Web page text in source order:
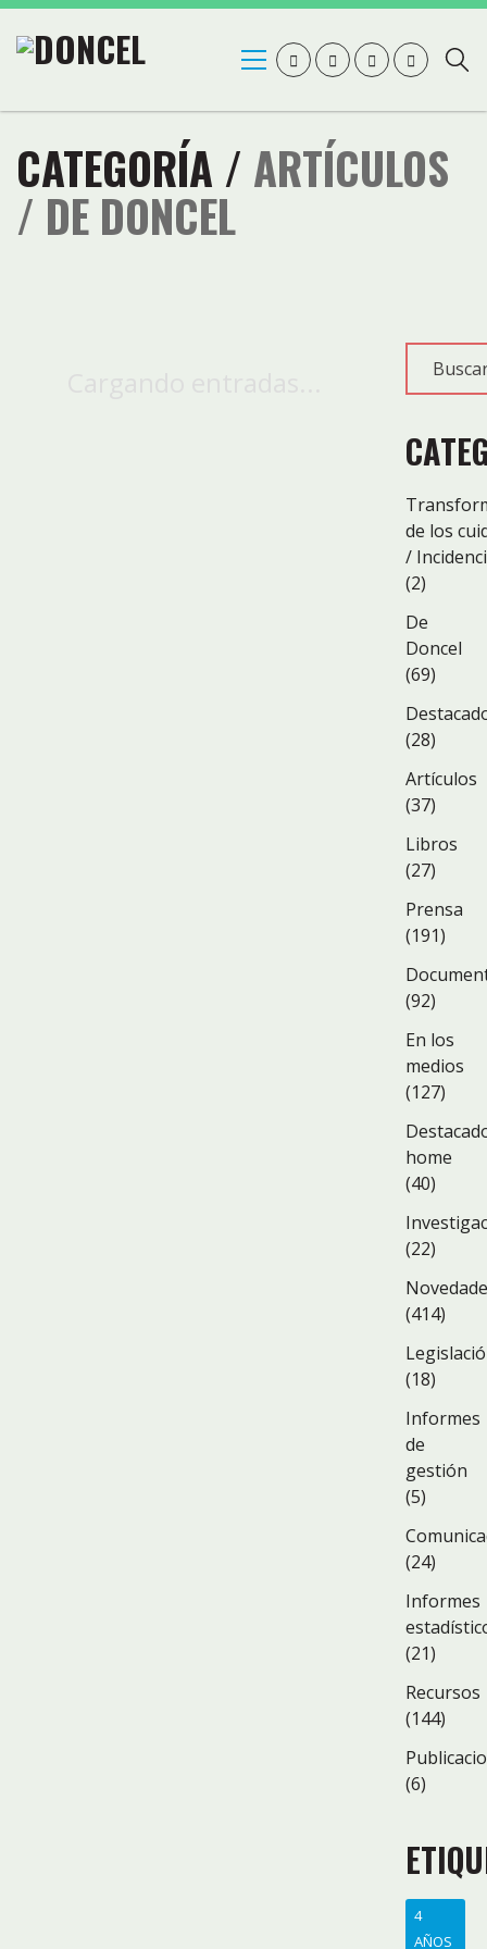
CATEGORÍA / ARTÍCULOS
/ DE DONCEL
de los
/
(2)
De
Doncel
(69)
(28)
Artículos
(37)
Libros
(27)
Prensa
(191)
(92)
En los
medios
(127)
home
(40)
(22)
(414)
(18)
Informes
de
gestión
(5)
(24)
Informes
(21)
Recursos
(144)
(6)
4
AÑOS